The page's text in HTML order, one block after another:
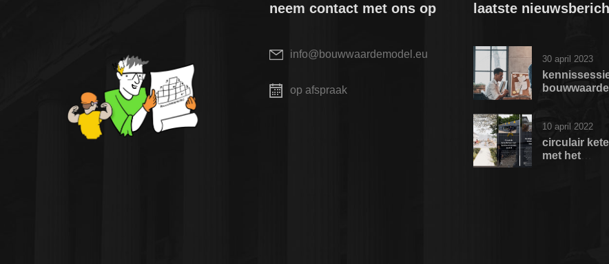
neem contact met ons op
info@bouwwaardemodel.eu
op afspraak
laatste
30 april 2023
10 april 2022
circulair
met het